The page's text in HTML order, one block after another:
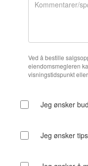
Ved å bestille
eiendomsmegleren
visningstidspunkt
Jeg ønsker
Jeg ønsker